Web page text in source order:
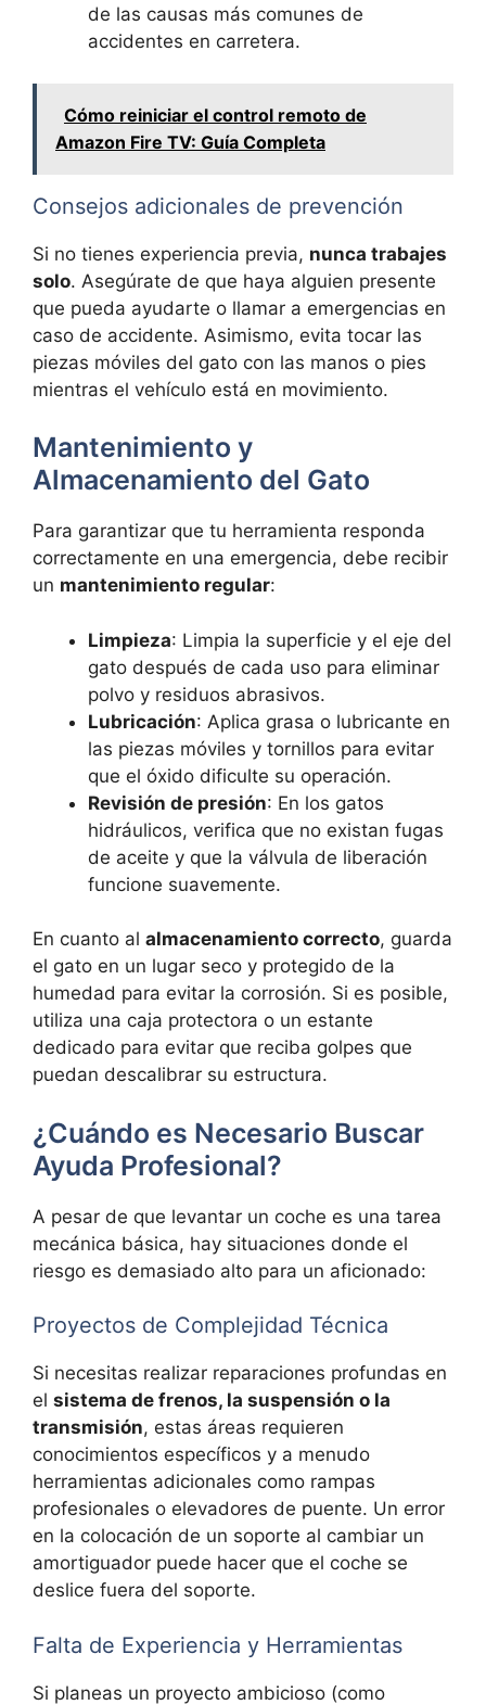
de las causas más comunes de
accidentes en carretera.
Cómo reiniciar el control remoto de
Amazon Fire TV: Guía Completa
Consejos adicionales de prevención
Si no tienes experiencia previa, nunca trabajes
solo. Asegúrate de que haya alguien presente
que pueda ayudarte o llamar a emergencias en
caso de accidente. Asimismo, evita tocar las
piezas móviles del gato con las manos o pies
mientras el vehículo está en movimiento.
Mantenimiento y
Almacenamiento del Gato
Para garantizar que tu herramienta responda
correctamente en una emergencia, debe recibir
un mantenimiento regular:
Limpieza: Limpia la superficie y el eje del
gato después de cada uso para eliminar
polvo y residuos abrasivos.
Lubricación: Aplica grasa o lubricante en
las piezas móviles y tornillos para evitar
que el óxido dificulte su operación.
Revisión de presión: En los gatos
hidráulicos, verifica que no existan fugas
de aceite y que la válvula de liberación
funcione suavemente.
En cuanto al almacenamiento correcto, guarda
el gato en un lugar seco y protegido de la
humedad para evitar la corrosión. Si es posible,
utiliza una caja protectora o un estante
dedicado para evitar que reciba golpes que
puedan descalibrar su estructura.
¿Cuándo es Necesario Buscar
Ayuda Profesional?
A pesar de que levantar un coche es una tarea
mecánica básica, hay situaciones donde el
riesgo es demasiado alto para un aficionado:
Proyectos de Complejidad Técnica
Si necesitas realizar reparaciones profundas en
el sistema de frenos, la suspensión o la
transmisión, estas áreas requieren
conocimientos específicos y a menudo
herramientas adicionales como rampas
profesionales o elevadores de puente. Un error
en la colocación de un soporte al cambiar un
amortiguador puede hacer que el coche se
deslice fuera del soporte.
Falta de Experiencia y Herramientas
Si planeas un proyecto ambicioso (como